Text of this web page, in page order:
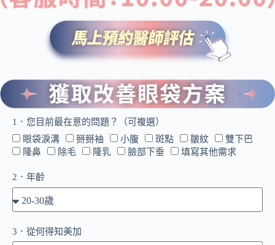
1．您目前最在意的問題？（可複選）
眼袋淚溝
掰掰袖 小腹 斑點 皺紋
雙下巴
隆鼻
除毛 隆乳 臉部下垂 填寫其他需求
2．年齡
3．從何得知美加